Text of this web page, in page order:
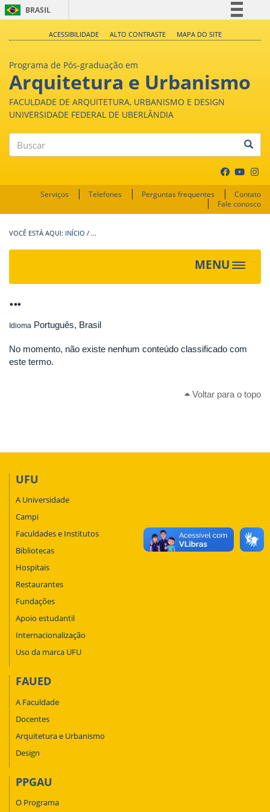
BRASIL
Acesso à informação
Legislação
ACESSIBILIDADE ALTO CONTRASTE MAPA DO SITE
Programa de Pós-graduação em
Arquitetura e Urbanismo
FACULDADE DE ARQUITETURA, URBANISMO E DESIGN
UNIVERSIDADE FEDERAL DE UBERLÂNDIA
Serviços Telefones Perguntas frequentes
Contato
Fale conosco
INÍCIO / ...
MENU
Toggle
...
Idioma Português, Brasil
No momento, não existe nenhum conteúdo classificado com
este termo.
Voltar para o topo
UFU
A Universidade
Campi
Faculdades e Institutos
Bibliotecas
Hospitais
Restaurantes
Fundações
Apoio estudantil
Internacionalização
Uso da marca UFU
FAUED
A Faculdade
Docentes
Arquitetura e Urbanismo
Design
PPGAU
O Programa